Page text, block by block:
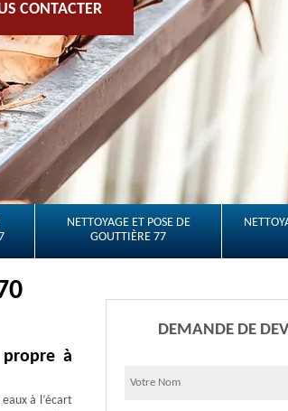
CONTACTER
NETTOYAGE ET POSE DE
GOUTTIÈRE 77
à
à l’écart
DEMANDE DE